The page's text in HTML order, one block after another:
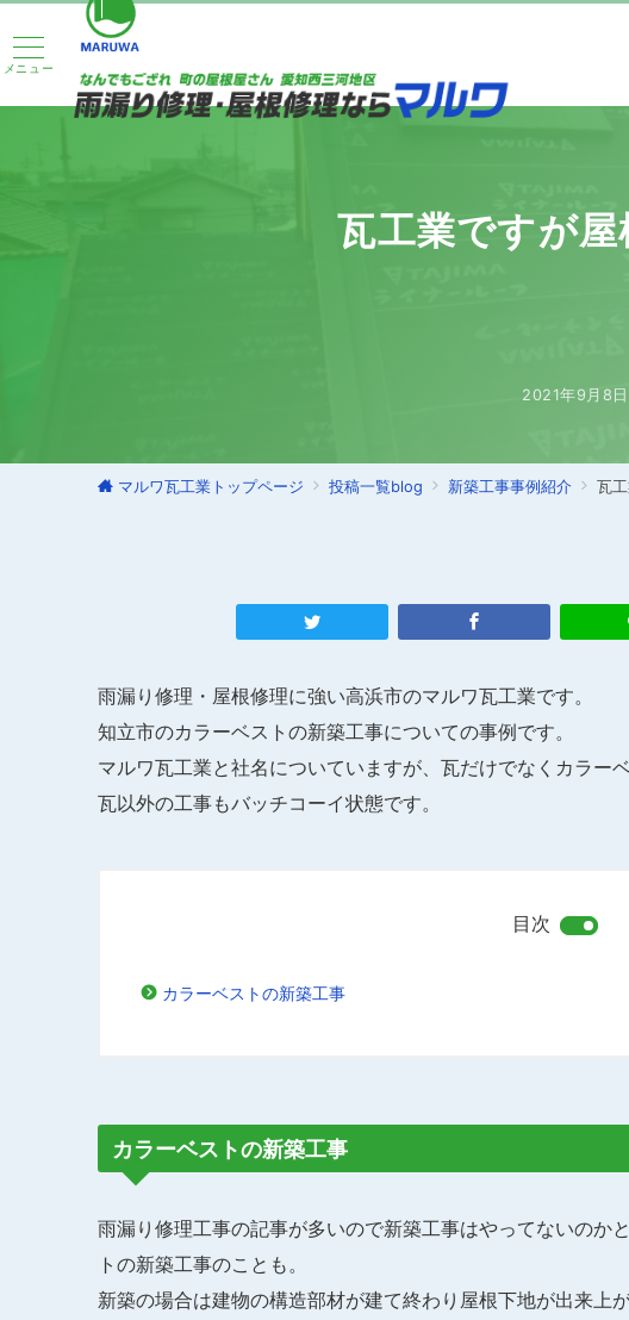
メニュー
瓦工業ですが
2021年9月8日
マルワ瓦工業トップページ 投稿一覧blog 新築工事事例紹介 瓦
雨漏り修理・屋根修理に強い高浜市のマルワ瓦工業です。
知立市のカラーベストの新築工事についての事例です。
マルワ瓦工業と社名についていますが、瓦だけでなくカラー
瓦以外の工事もバッチコーイ状態です。
目次
カラーベストの新築工事
カラーベストの新築工事
雨漏り修理工事の記事が多いので新築工事はやってないのか
トの新築工事のことも。
新築の場合は建物の構造部材が建て終わり屋根下地が出来上